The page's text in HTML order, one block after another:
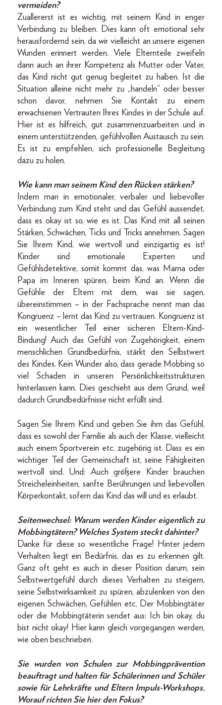
vermeiden?
Zuallererst ist es wichtig, mit seinem Kind in enger
Verbindung zu bleiben. Dies kann oft emotional sehr
herausfordernd sein, da wir vielleicht an unsere eigenen
Wunden erinnert werden. Viele Elternteile zweifeln
dann auch an ihrer Kompetenz als Mutter oder Vater,
das Kind nicht gut genug begleitet zu haben. Ist die
Situation alleine nicht mehr zu „handeln“ oder besser
schon davor, nehmen Sie Kontakt zu einem
erwachsenen Vertrauten Ihres Kindes in der Schule auf.
Hier ist es hilfreich, gut zusammenzuarbeiten und in
einem unterstützenden, gefühlvollen Austausch zu sein.
Es ist zu empfehlen, sich professionelle Begleitung
dazu zu holen.
Wie kann man seinem Kind den Rücken stärken?
Indem man in emotionaler, verbaler und liebevoller
Verbindung zum Kind steht und das Gefühl aussendet,
dass es okay ist so, wie es ist. Das Kind mit all seinen
Stärken, Schwächen, Ticks und Tricks annehmen. Sagen
Sie Ihrem Kind, wie wertvoll und einzigartig es ist!
Kinder sind emotionale Experten und
Gefühlsdetektive, somit kommt das, was Mama oder
Papa im Inneren spüren, beim Kind an. Wenn die
Gefühle der Eltern mit dem, was sie sagen,
übereinstimmen – in der Fachsprache nennt man das
Kongruenz – lernt das Kind zu vertrauen. Kongruenz ist
ein wesentlicher Teil einer sicheren Eltern-Kind-
Bindung! Auch das Gefühl von Zugehörigkeit, einem
menschlichen Grundbedürfnis, stärkt den Selbstwert
des Kindes. Kein Wunder also, dass gerade Mobbing so
viel Schaden in unseren Persönlichkeitsstrukturen
hinterlassen kann. Dies geschieht aus dem Grund, weil
dadurch Grundbedürfnisse nicht erfüllt sind.
Sagen Sie Ihrem Kind und geben Sie ihm das Gefühl,
dass es sowohl der Familie als auch der Klasse, vielleicht
auch einem Sportverein etc. zugehörig ist. Dass es ein
wichtiger Teil der Gemeinschaft ist, seine Fähigkeiten
wertvoll sind. Und: Auch größere Kinder brauchen
Streichel­einheiten, sanfte Berührungen und liebevollen
Körperkontakt, sofern das Kind das will und es erlaubt.
Seitenwechsel: Warum werden Kinder eigentlich zu
Mobbingtätern? Welches System steckt dahinter?
Danke für diese so wesentliche Frage! Hinter jedem
Verhalten liegt ein Bedürfnis, das es zu erkennen gilt.
Ganz oft geht es auch in dieser Position darum, sein
Selbstwertgefühl durch dieses Verhalten zu steigern,
seine Selbstwirksamkeit zu spüren, abzulenken von den
eigenen Schwächen, Gefühlen etc. Der Mobbingtäter
oder die Mobbingtäterin sendet aus: Ich bin okay, du
bist nicht okay! Hier kann gleich vorgegangen werden,
wie oben beschrieben.
Sie wurden von Schulen zur Mobbingprävention
beauftragt und halten für Schülerinnen und Schüler
sowie für Lehrkräfte und Eltern Impuls-Workshops.
Worauf richten Sie hier den Fokus?